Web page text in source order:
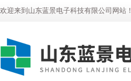
欢迎来到山东蓝景电子科技有限公司网站！